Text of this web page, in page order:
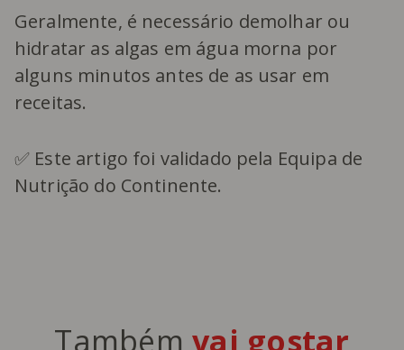
Geralmente, é necessário demolhar ou
hidratar as algas em água morna por
alguns minutos antes de as usar em
receitas.
✅ Este artigo foi validado pela Equipa de
Nutrição do Continente.
Tambémvai gostar